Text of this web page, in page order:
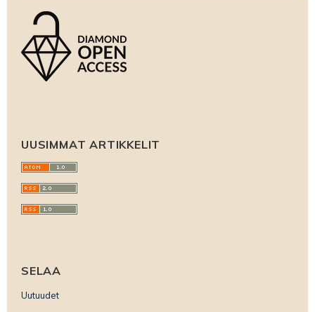
UUSIMMAT ARTIKKELIT
SELAA
Uutuudet